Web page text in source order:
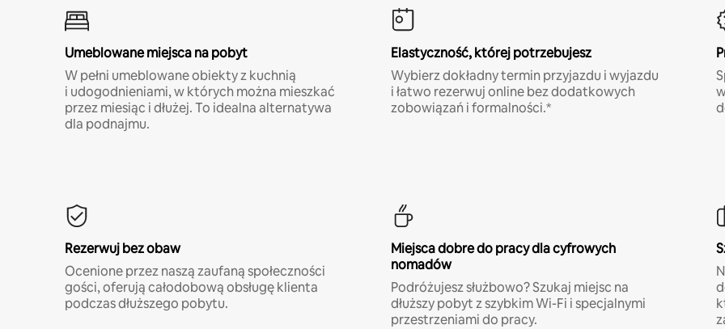
Umeblowane miejsca na pobyt
W pełni umeblowane obiekty z kuchnią
i udogodnieniami, w których można mieszkać
przez miesiąc i dłużej. To idealna alternatywa
dla podnajmu.
Elastyczność, której potrzebujesz
Wybierz dokładny termin przyjazdu i wyjazdu
i łatwo rezerwuj online bez dodatkowych
zobowiązań i formalności.*
Rezerwuj bez obaw
Ocenione przez naszą zaufaną społeczności
gości, oferują całodobową obsługę klienta
podczas dłuższego pobytu.
Miejsca dobre do pracy dla cyfrowych
nomadów
Podróżujesz służbowo? Szukaj miejsc na
dłuższy pobyt z szybkim Wi-Fi i specjalnymi
przestrzeniami do pracy.